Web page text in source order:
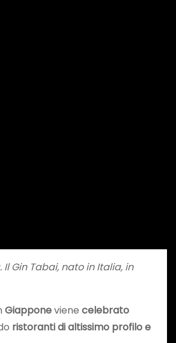
Gin Tabai, nato in Italia, in
Giapponeviene celebrato
ristoranti di altissimo profilo e